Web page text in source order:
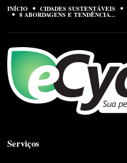
INÍCIO CIDADES SUSTENTÁVEIS
8 ABORDAGENS E TENDÊNCIA...
Serviços